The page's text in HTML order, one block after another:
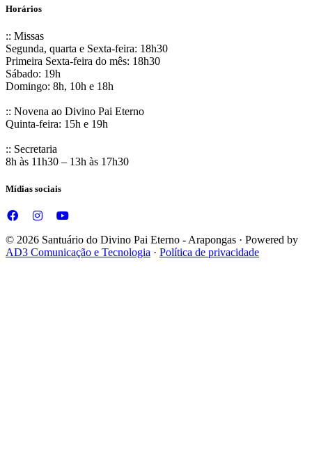
Horários
:: Missas
Segunda, quarta e Sexta-feira: 18h30
Primeira Sexta-feira do mês: 18h30
Sábado: 19h
Domingo: 8h, 10h e 18h
:: Novena ao Divino Pai Eterno
Quinta-feira: 15h e 19h
:: Secretaria
8h às 11h30 – 13h às 17h30
Mídias sociais
© 2026 Santuário do Divino Pai Eterno - Arapongas · Powered by
AD3 Comunicação e Tecnologia · Política de privacidade